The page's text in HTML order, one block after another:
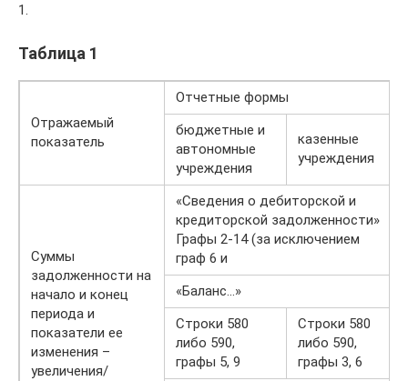
1.
Таблица 1
Отражаемый
показатель
Отчетные формы
бюджетные и
автономные
учреждения
казенные
учреждения
Суммы
задолженности на
начало и конец
периода и
показатели ее
изменения –
увеличения/
«Сведения о дебиторской и
кредиторской задолженности»
Графы 2-14 (за исключением
граф 6 и
«Баланс…»
Строки 580
либо 590,
графы 5, 9
Строки 580
либо 590,
графы 3, 6